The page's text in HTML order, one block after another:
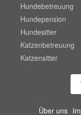
Hundebetreuung
Hundepension
Hundesitter
Katzenbetreuung
Katzensitter
Über uns